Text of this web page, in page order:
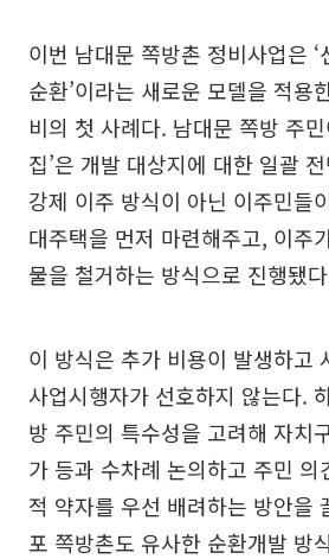
이번 남대문 쪽방촌 정비사업은
순환’이라는 새로운 모델을 적용
비의 첫 사례다. 남대문 쪽방 주
집’은 개발 대상지에 대한 일괄
강제 이주 방식이 아닌 이주민들
대주택을 먼저 마련해주고, 이주
물을 철거하는 방식으로 진행됐
이 방식은 추가 비용이 발생하고
사업시행자가 선호하지 않는다.
방 주민의 특수성을 고려해 자치
가 등과 수차례 논의하고 주민 의
적 약자를 우선 배려하는 방안을
포 쪽방촌도 유사한 순환개발 방